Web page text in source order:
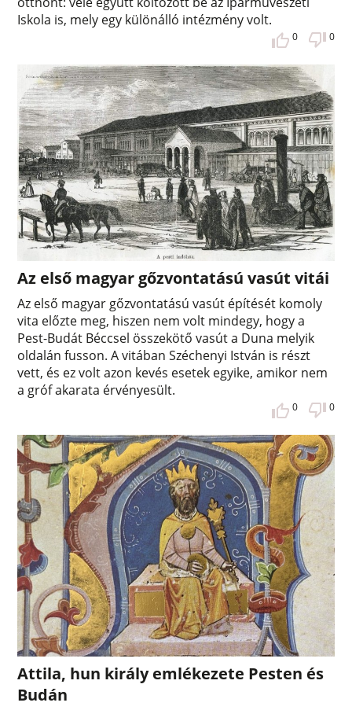
Iskola is, mely egy különálló intézmény volt.
0 0
Az első magyar gőzvontatású vasút vitái
Az első magyar gőzvontatású vasút építését komoly
vita előzte meg, hiszen nem volt mindegy, hogy a
Pest-Budát Béccsel összekötő vasút a Duna melyik
oldalán fusson. A vitában Széchenyi István is részt
vett, és ez volt azon kevés esetek egyike, amikor nem
a gróf akarata érvényesült.
0 0
Attila, hun király emlékezete Pesten és
Budán